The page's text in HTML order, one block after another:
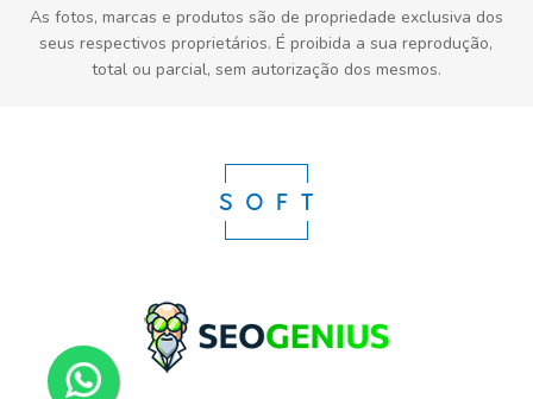
As fotos, marcas e produtos são de propriedade exclusiva dos
seus respectivos proprietários. É proibida a sua reprodução,
total ou parcial, sem autorização dos mesmos.